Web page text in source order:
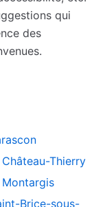
qui
des
Thierry
Brice-sous-